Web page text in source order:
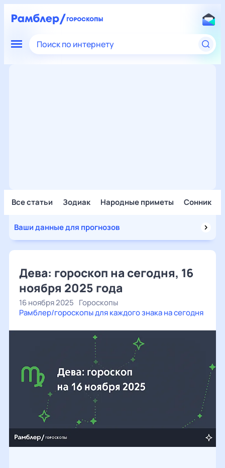
Поиск по интернету
Все статьи Зодиак Народные приметы Сонник
Ваши данные для прогнозов
Дева: гороскоп на сегодня, 16
ноября 2025 года
16 ноября 2025 Гороскопы
Рамблер/гороскопы для каждого знака на сегодня